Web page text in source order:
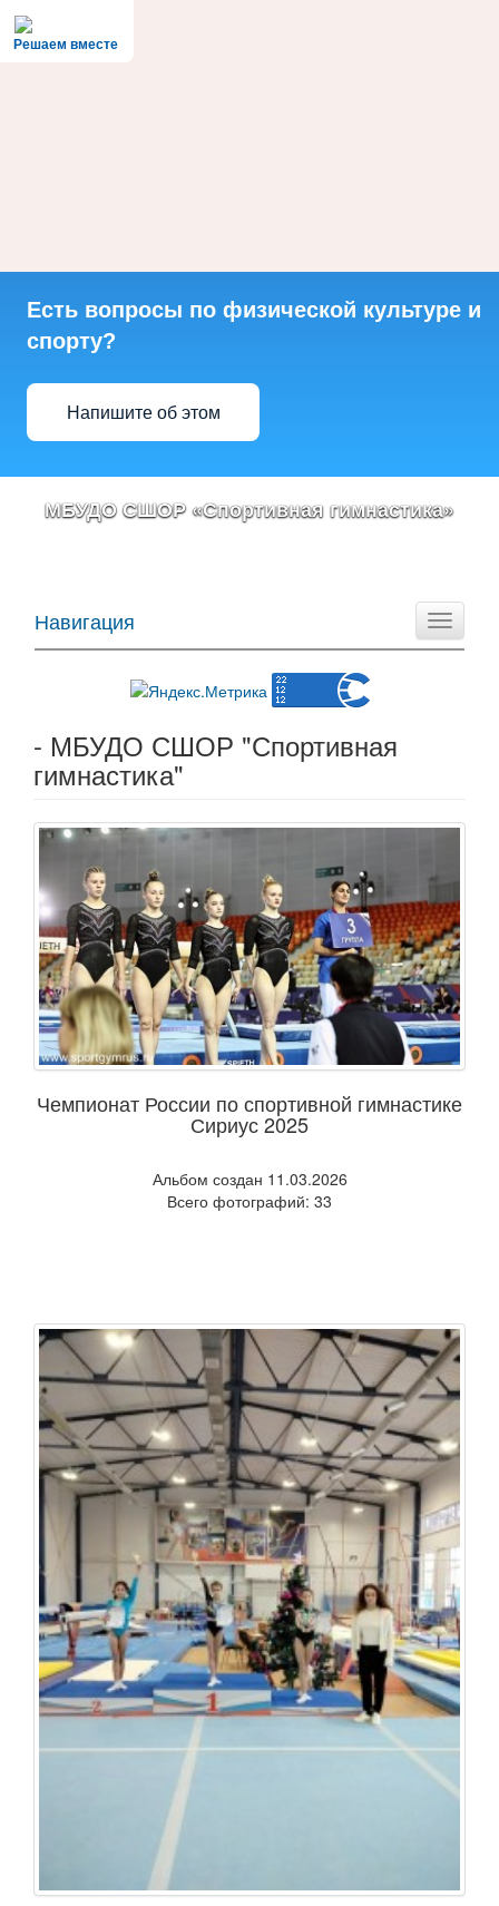
Решаем вместе
Есть вопросы по физической культуре и
спорту?
Напишите об этом
МБУДО СШОР «Спортивная гимнастика»
Toggle
Навигация
- МБУДО СШОР "Спортивная
гимнастика"
Чемпионат России по спортивной гимнастике
Сириус 2025
Альбом создан 11.03.2026
Всего фотографий: 33